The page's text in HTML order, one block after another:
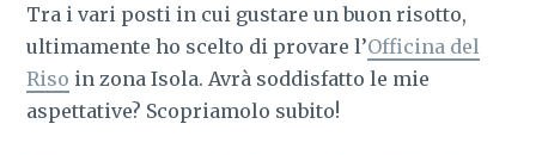
Tra i vari posti in cui gustare un buon risotto,
ultimamente ho scelto di provare l’Officina del
Riso in zona Isola. Avrà soddisfatto le mie
aspettative? Scopriamolo subito!